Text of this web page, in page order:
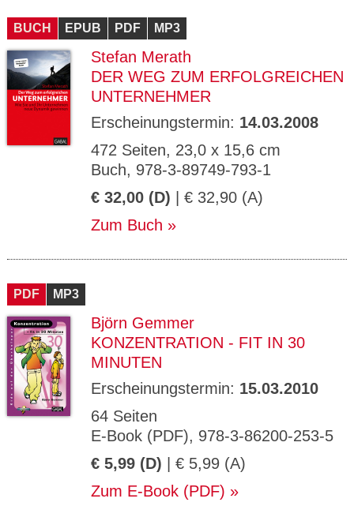
BUCH EPUB PDF MP3
Stefan Merath
DER WEG ZUM ERFOLGREICHEN
UNTERNEHMER
Erscheinungstermin: 14.03.2008
472 Seiten, 23,0 x 15,6 cm
Buch, 978-3-89749-793-1
€ 32,00 (D) | € 32,90 (A)
Zum Buch
PDF MP3
Björn Gemmer
KONZENTRATION - FIT IN 30
MINUTEN
Erscheinungstermin: 15.03.2010
64 Seiten
E-Book (PDF), 978-3-86200-253-5
€ 5,99 (D) | € 5,99 (A)
Zum E-Book (PDF)